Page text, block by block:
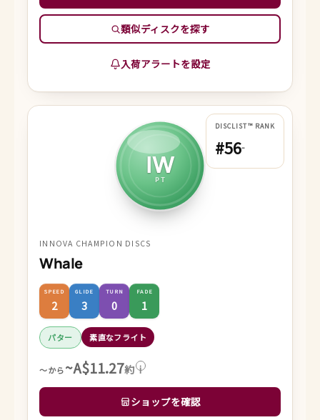
類似ディスクを探す
入荷アラートを設定
IW
PT
DISCLIST™ RANK
#56-
INNOVA CHAMPION DISCS
Whale
SPEED
2
GLIDE
3
TURN
0
FADE
1
パター 素直なフライト
～から~A$11.27約 i
ショップを確認